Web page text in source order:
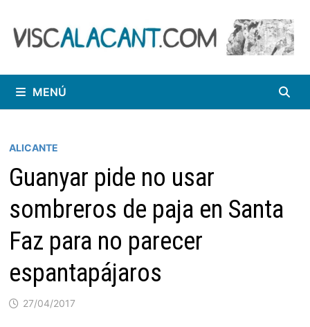
contenido
MENÚ
ALICANTE
Guanyar pide no usar
sombreros de paja en Santa
Faz para no parecer
espantapájaros
27/04/2017